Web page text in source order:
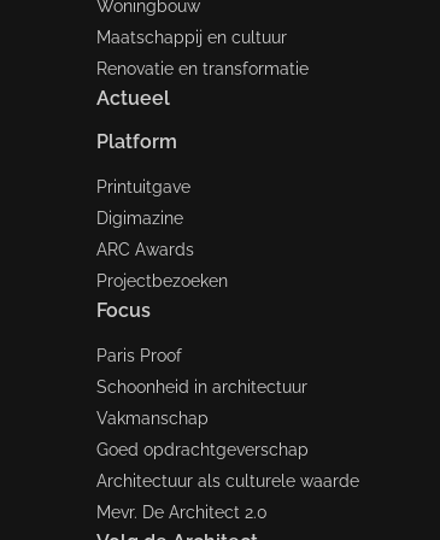
Woningbouw
Maatschappij en cultuur
Renovatie en transformatie
Actueel
Platform
Printuitgave
Digimazine
ARC Awards
Projectbezoeken
Focus
Paris Proof
Schoonheid in architectuur
Vakmanschap
Goed opdrachtgeverschap
Architectuur als culturele waarde
Mevr. De Architect 2.0